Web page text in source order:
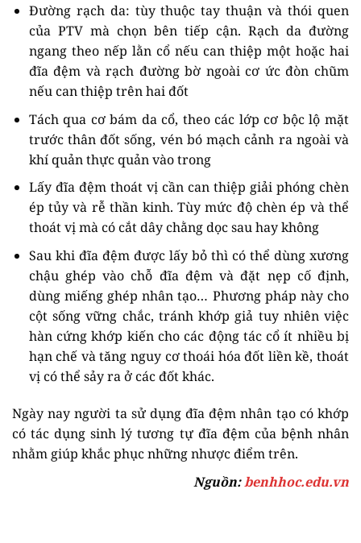
Đường rạch da: tùy thuộc tay thuận và thói quen
của PTV mà chọn bên tiếp cận. Rạch da đường
ngang theo nếp lằn cổ nếu can thiệp một hoặc hai
đĩa đệm và rạch đường bờ ngoài cơ ức đòn chũm
nếu can thiệp trên hai đốt
Tách qua cơ bám da cổ, theo các lớp cơ bộc lộ mặt
trước thân đốt sống, vén bó mạch cảnh ra ngoài và
khí quản thực quản vào trong
Lấy đĩa đệm thoát vị cần can thiệp giải phóng chèn
ép tủy và rễ thần kinh. Tùy mức độ chèn ép và thể
thoát vị mà có cắt dây chằng dọc sau hay không
Sau khi đĩa đệm được lấy bỏ thì có thể dùng xương
chậu ghép vào chỗ đĩa đệm và đặt nẹp cố định,
dùng miếng ghép nhân tạo… Phương pháp này cho
cột sống vững chắc, tránh khớp giả tuy nhiên việc
hàn cứng khớp kiến cho các động tác cổ ít nhiều bị
hạn chế và tăng nguy cơ thoái hóa đốt liền kề, thoát
vị có thể sảy ra ở các đốt khác.
Ngày nay người ta sử dụng đĩa đệm nhân tạo có khớp
có tác dụng sinh lý tương tự đĩa đệm của bệnh nhân
nhằm giúp khắc phục những nhược điểm trên.
Nguồn:benhhoc.edu.vn